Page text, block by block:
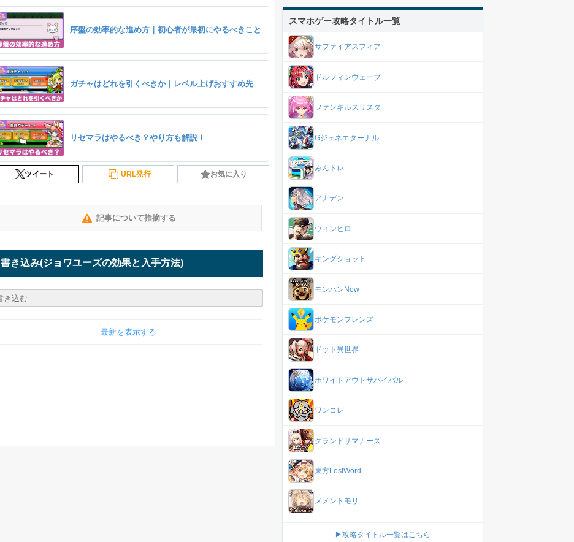
序盤の効率的な進め方｜初心者が最初にやるべきこと
ガチャはどれを引くべきか｜レベル上げおすすめ先
リセマラはやるべき？やり方も解説！
ツイート URL発行 お気に入り
記事について指摘する
書き込み(ジョワユーズの効果と入手方法)
最新を表示する
スマホゲー攻略タイトル一覧
サファイアスフィア
ドルフィンウェーブ
ファンキルスリスタ
Gジェネエターナル
みんトレ
アナデン
ウィンヒロ
キングショット
モンハンNow
ポケモンフレンズ
ドット異世界
ホワイトアウトサバイバル
ワンコレ
グランドサマナーズ
東方LostWord
メメントモリ
▶攻略タイトル一覧はこちら